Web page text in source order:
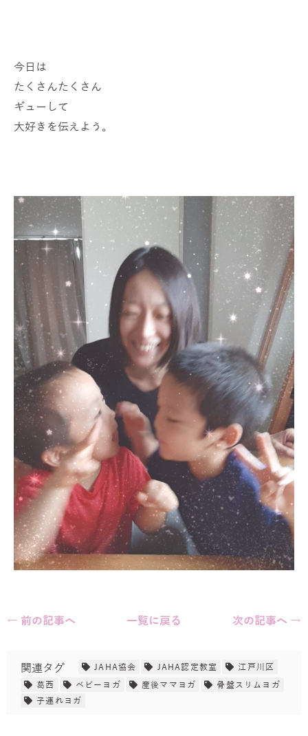
今日は
たくさんたくさん
ギューして
大好きを伝えよう。
← 前の記事へ 一覧に戻る 次の記事へ →
関連タグ JAHA協会 JAHA認定教室
江戸川区
葛西
ベビーヨガ 産後ママヨガ
骨盤スリムヨガ
子連れヨガ